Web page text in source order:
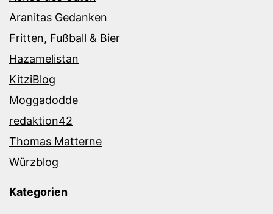
Aranitas Gedanken
Fritten, Fußball & Bier
Hazamelistan
KitziBlog
Moggadodde
redaktion42
Thomas Matterne
Würzblog
Kategorien